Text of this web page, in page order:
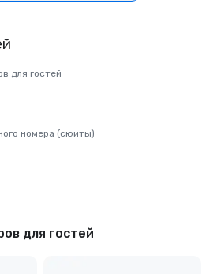
для гостей
номера (сюиты)
для гостей